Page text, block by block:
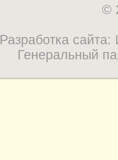
©
Разработка
Генеральный